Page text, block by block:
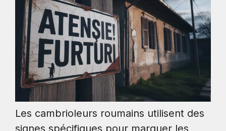
Les cambrioleurs roumains utilisent des